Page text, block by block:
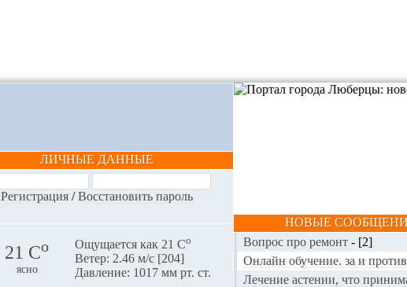
ЛИЧНЫЕ ДАННЫЕ
Регистрация/Восстановить пароль
21 Сo
ясно
Ощущается как 21 Сo
Ветер: 2.46 м/с [204]
Давление: 1017 мм рт. ст.
НОВЫЕ
Вопрос про ремонт - [2]
Онлайн обучение. за и
Лечение астении, что